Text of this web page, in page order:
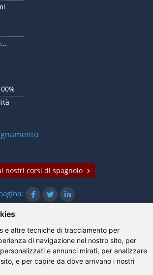
e altre tecniche di tracciamento per
di navigazione nel nostro sito, per
e annunci mirati, per analizzare
e per capire da dove arrivano i nostri
nostri corsi di spagnolo
Trattamento dei dati personali | Cookie